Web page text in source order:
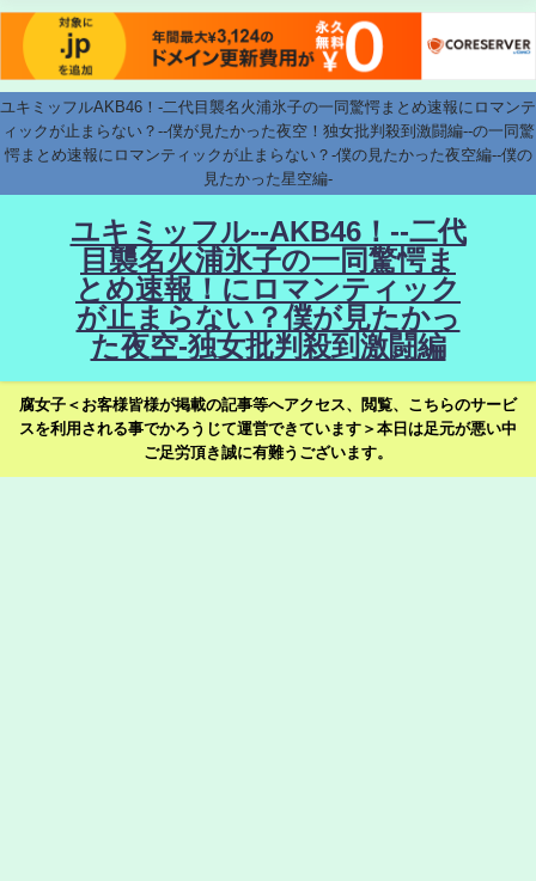
ユキミッフルAKB46！-二代目襲名火浦氷子の一同驚愕まとめ速報にロマンテ
ィックが止まらない？--僕が見たかった夜空！独女批判殺到激闘編--の一同驚
愕まとめ速報にロマンティックが止まらない？-僕の見たかった夜空編--僕の
見たかった星空編-
ユキミッフル--AKB46！--二代
目襲名火浦氷子の一同驚愕ま
とめ速報！にロマンティック
が止まらない？僕が見たかっ
た夜空-独女批判殺到激闘編
腐女子＜お客様皆様が掲載の記事等へアクセス、閲覧、こちらのサービ
スを利用される事でかろうじて運営できています＞本日は足元が悪い中
ご足労頂き誠に有難うございます。